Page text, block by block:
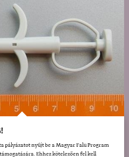
pályázatot nyújt be a Magyar Falu Program
Ehhez kötelezően fel kell